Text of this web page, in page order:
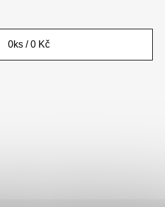
0ks /0 Kč